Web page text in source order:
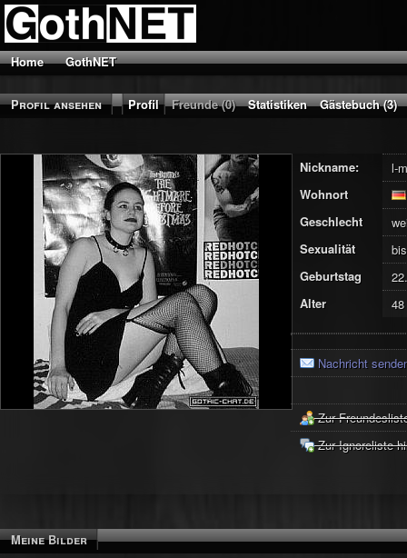
Home GothNET
Profil ansehen Profil Freunde (0) Statistiken Gästebuch (3)
Nickname:
l-
Wohnort
Geschlecht
Sexualität
Geburtstag
Alter
48
Nachricht
Zur
Zur Ignoreliste
Meine Bilder